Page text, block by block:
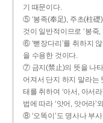
기 때문이다.
⑤ ‘봉족(奉足), 주초(柱礎
것이 일반적이므로 ‘봉죽
⑥ ‘뻗장다리’를 취하지
을 수용한 것이다.
⑦ 금지(禁止)의 뜻을 나타
어져서 단지 하지 말라는
태를 취하여 ‘아서, 아서
법에 따라 ‘앗어, 앗어라’
⑧ ‘오똑이’도 명사나 부